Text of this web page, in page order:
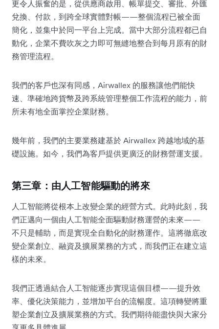
更令人振奮的是，從供應商啟用、帳單提交、審批、外匯
兌換、付款，到跨全球實體對帳——整個流程已被全面
簡化，並集中於同一平台上完成。當中大部分流程都已自
動化，企業不費吹灰之力即可無縫地整合到每月原有的財
務管理流程。
我們的客戶也深有同感，Airwallex 的服務讓他們能快
速、準確地跨貨幣及跨系統管理整個工作流程的能力，前
所未有地全面掌控企業財務。
幾年前，我們的主要業務建基於 Airwallex 跨越地域的基
礎設施。如今，我們為客戶提供更廣泛的財務營運支援。
第三章：由人工智能驅動的將來
人工智能將從根本上改變企業的經營方式。此時此刻，我
們正邁向一個由人工智能全面驅動財務運營的未來——
不只是輔助，而是實現全自動化的財務運作。這將徹底改
變企業創立、融資及擴展業務的方式，而我們正在建立這
樣的未來。
我們正透過結合人工智能逐步實現這個目標——提升效
率、優化決策能力，並增加平台的流暢度。這項轉變將重
塑企業創立及擴展業務的方式。我們期待能盡快與大家分